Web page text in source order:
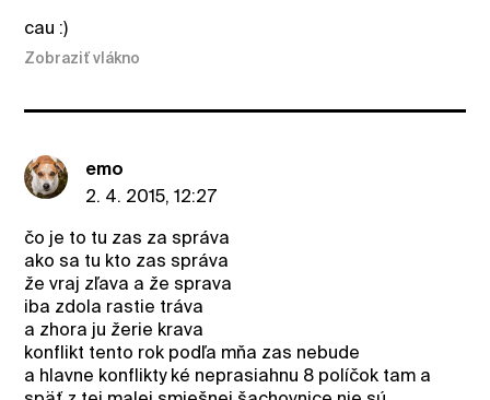
cau :)
Zobraziť vlákno
emo
2. 4. 2015, 12:27
čo je to tu zas za správa
ako sa tu kto zas správa
že vraj zľava a že sprava
iba zdola rastie tráva
a zhora ju žerie krava
konflikt tento rok podľa mňa zas nebude
a hlavne konflikty ké neprasiahnu 8 políčok tam a